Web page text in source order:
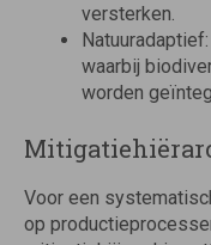
versterken.
waarbij
worden
Voor een
op